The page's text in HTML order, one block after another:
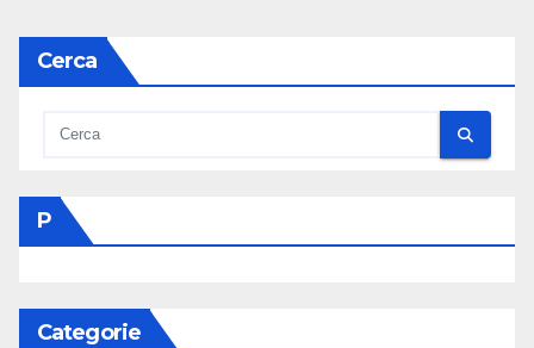
Cerca
P
Categorie